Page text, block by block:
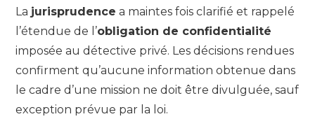
La jurisprudence a maintes fois clarifié et rappelé
l’étendue de l’obligation de confidentialité
imposée au détective privé. Les décisions rendues
confirment qu’aucune information obtenue dans
le cadre d’une mission ne doit être divulguée, sauf
exception prévue par la loi.